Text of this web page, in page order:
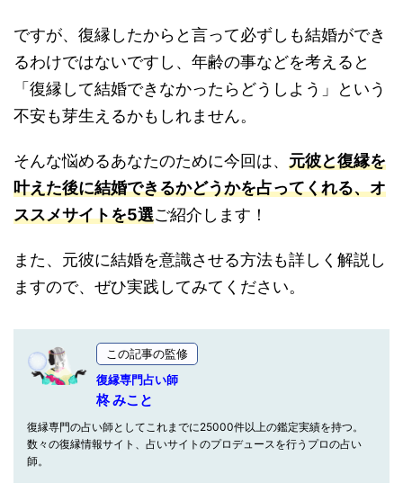
ですが、復縁したからと言って必ずしも結婚ができ
るわけではないですし、年齢の事などを考えると
「復縁して結婚できなかったらどうしよう」という
不安も芽生えるかもしれません。
そんな悩めるあなたのために今回は、 元彼と復縁を
叶えた後に結婚できるかどうかを占ってくれる、オ
ススメサイトを5選ご紹介します！
また、元彼に結婚を意識させる方法も詳しく解説し
ますので、ぜひ実践してみてください。
この記事の監修
復縁専門占い師
柊 みこと
復縁専門の占い師としてこれまでに25000件以上の鑑定実績を持つ。
数々の復縁情報サイト、占いサイトのプロデュースを行うプロの占い
師。